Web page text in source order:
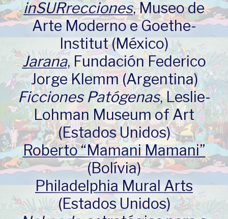
inSURrecciones, Museo de
Arte Moderno e Goethe-
Institut (México)
Jarana, Fundación Federico
Jorge Klemm (Argentina)
Ficciones Patógenas, Leslie-
Lohman Museum of Art
(Estados Unidos)
Roberto “Mamani Mamani”
(Bolívia)
Philadelphia Mural Arts
(Estados Unidos)